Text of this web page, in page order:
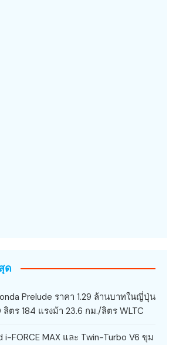
ด
Prelude ราคา 1.29 ล้านบาทในญี่ปุ่น
ตร 184 แรงม้า 23.6 กม./ลิตร WLTC
i-FORCE MAX และ Twin-Turbo V6 ขุม